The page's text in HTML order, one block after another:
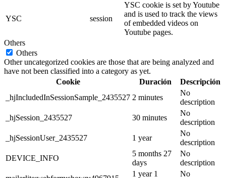
YSC session
YSC cookie is set by Youtube
and is used to track the views
of embedded videos on
Youtube pages.
Others
Others
Other uncategorized cookies are those that are being analyzed and
have not been classified into a category as yet.
Cookie
Duración
Descripción
_hjIncludedInSessionSample_2435527 2 minutes
No
description
_hjSession_2435527
30 minutes
No
description
_hjSessionUser_2435527
1 year
No
description
DEVICE_INFO
5 months 27
days
No
description
1 year 1 No